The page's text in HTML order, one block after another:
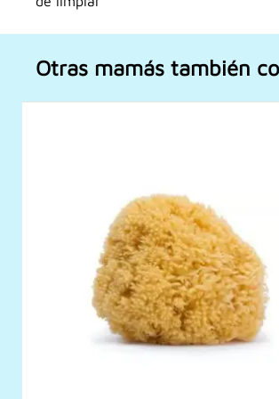
Otras mamás también